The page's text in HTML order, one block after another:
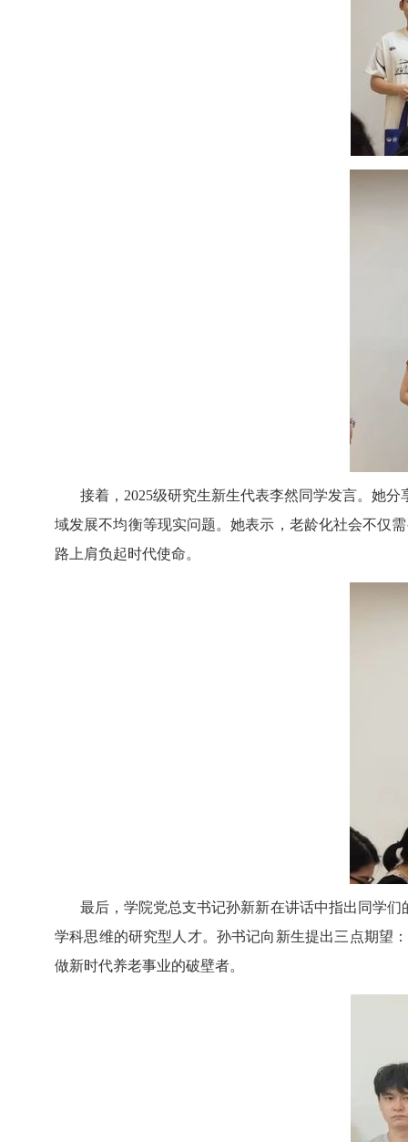
接着， 2025级研究生新生代表李然同学发言。她
域发展不均衡等现实问题。她表示，老龄化社会不仅
路上肩负起时代使命。
最后，学院党总支书记孙新新在讲话中指出同学们
学科思维的研究型人才。孙书记向新生提出三点期望
做新时代养老事业的破壁者。